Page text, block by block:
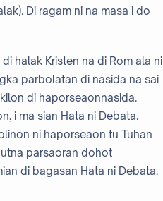
Di ragam ni na masa i do
halak Kristen na di Rom ala ni
parbolatan di nasida na sai
di haporseaonnasida.
i ma sian Hata ni Debata.
ni haporseaon tu Tuhan
parsaoran dohot
di bagasan Hata ni Debata.